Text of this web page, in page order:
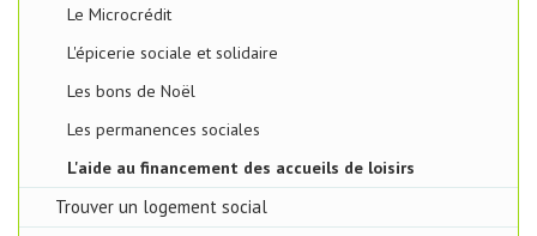
Le Microcrédit
L'épicerie sociale et solidaire
Les bons de Noël
Les permanences sociales
L'aide au financement des accueils de loisirs
Trouver un logement social